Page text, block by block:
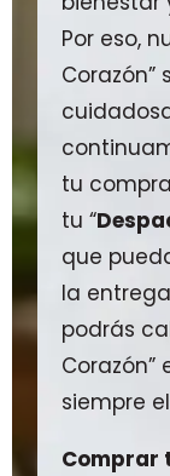
Por eso,
Corazón”
tu
tu “
que
la
podrás
siempre
Comprar